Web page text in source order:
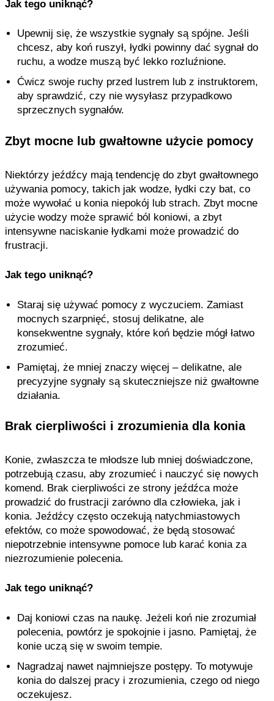
Jak tego uniknąć?
Upewnij się, że wszystkie sygnały są spójne. Jeśli
chcesz, aby koń ruszył, łydki powinny dać sygnał do
ruchu, a wodze muszą być lekko rozluźnione.
Ćwicz swoje ruchy przed lustrem lub z instruktorem,
aby sprawdzić, czy nie wysyłasz przypadkowo
sprzecznych sygnałów.
Zbyt mocne lub gwałtowne użycie pomocy
Niektórzy jeźdźcy mają tendencję do zbyt gwałtownego
używania pomocy, takich jak wodze, łydki czy bat, co
może wywołać u konia niepokój lub strach. Zbyt mocne
użycie wodzy może sprawić ból koniowi, a zbyt
intensywne naciskanie łydkami może prowadzić do
frustracji.
Jak tego uniknąć?
Staraj się używać pomocy z wyczuciem. Zamiast
mocnych szarpnięć, stosuj delikatne, ale
konsekwentne sygnały, które koń będzie mógł łatwo
zrozumieć.
Pamiętaj, że mniej znaczy więcej – delikatne, ale
precyzyjne sygnały są skuteczniejsze niż gwałtowne
działania.
Brak cierpliwości i zrozumienia dla konia
Konie, zwłaszcza te młodsze lub mniej doświadczone,
potrzebują czasu, aby zrozumieć i nauczyć się nowych
komend. Brak cierpliwości ze strony jeźdźca może
prowadzić do frustracji zarówno dla człowieka, jak i
konia. Jeźdźcy często oczekują natychmiastowych
efektów, co może spowodować, że będą stosować
niepotrzebnie intensywne pomoce lub karać konia za
niezrozumienie polecenia.
Jak tego uniknąć?
Daj koniowi czas na naukę. Jeżeli koń nie zrozumiał
polecenia, powtórz je spokojnie i jasno. Pamiętaj, że
konie uczą się w swoim tempie.
Nagradzaj nawet najmniejsze postępy. To motywuje
konia do dalszej pracy i zrozumienia, czego od niego
oczekujesz.